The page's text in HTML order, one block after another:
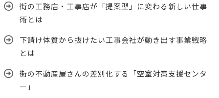
街の工務店・工事店が「提案型」に変わる新しい仕事
術とは
下請け体質から抜けたい工事会社が動き出す事業戦略
とは
街の不動産屋さんの差別化する「空室対策支援センタ
ー」